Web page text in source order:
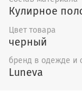
Кулирное
Цвет товара
черный
бренд в одежде и
Luneva